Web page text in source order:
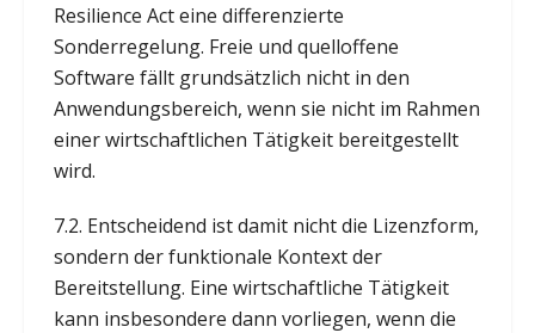
Resilience Act eine differenzierte
Sonderregelung. Freie und quelloffene
Software fällt grundsätzlich nicht in den
Anwendungsbereich, wenn sie nicht im Rahmen
einer wirtschaftlichen Tätigkeit bereitgestellt
wird.
7.2. Entscheidend ist damit nicht die Lizenzform,
sondern der funktionale Kontext der
Bereitstellung. Eine wirtschaftliche Tätigkeit
kann insbesondere dann vorliegen, wenn die